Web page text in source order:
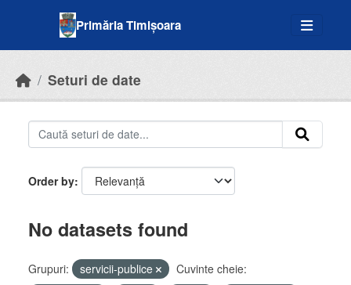
Primăria Timișoara
Seturi de date
Order by
No datasets found
Grupuri: servicii-publice
Cuvinte cheie: